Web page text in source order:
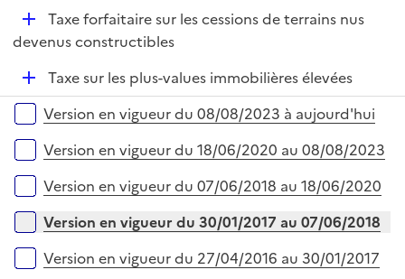
i
D
é
e
r
Taxe forfaitaire sur les cessions de terrains nus
devenus constructibles
D
é
p
e
Taxe sur les plus-values immobilières élevées
Versions sur la période
Version en vigueur du 08/08/2023 à aujourd'hui
Version en vigueur du 18/06/2020 au 08/08/2023
Version en vigueur du 07/06/2018 au 18/06/2020
Version en vigueur du 30/01/2017 au 07/06/2018
Version en vigueur du 27/04/2016 au 30/01/2017